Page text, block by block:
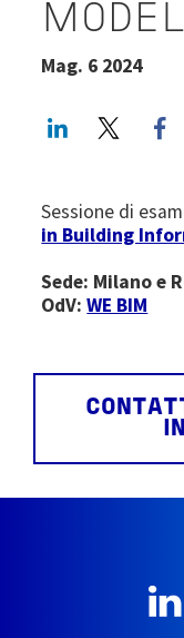
Mag. 6 2024
LinkedIn
Sessione di
in Building
Sede: Milano e
OdV:WE BIM